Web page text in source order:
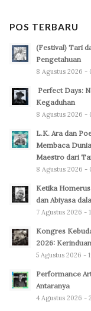
POS TERBARU
(Festival) Tari
Pengetahuan
8 Agustus 2026 -
Perfect Days:
Kegaduhan
8 Agustus 2026 -
L.K. Ara dan
Membaca
Maestro dari
8 Agustus 2026 -
Ketika
dan Abiyasa
7 Agustus 2026 -
Kongres
2026:
5 Agustus 2026 -
Performance
Antaranya
4 Agustus 2026 -